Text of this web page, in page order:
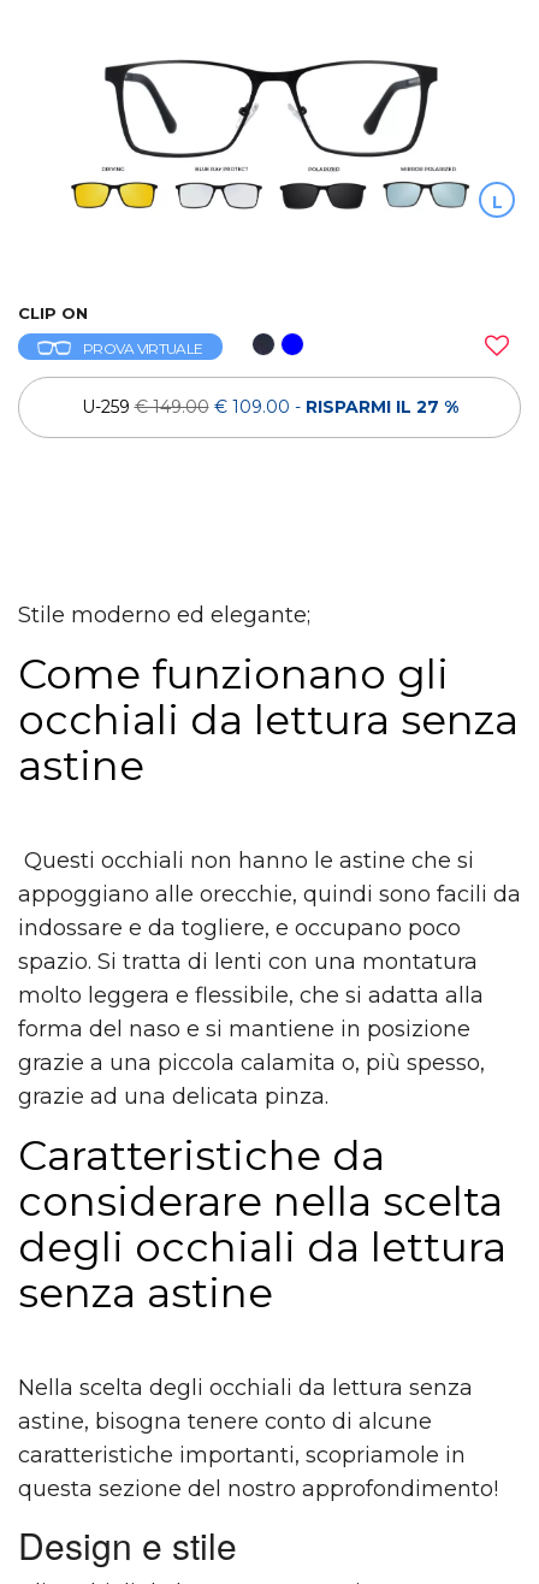
L
CLIP ON
PROVA VIRTUALE
U-259€ 149.00 € 109.00 - RISPARMI IL 27 %
Stile moderno ed elegante;
Come funzionano gli
occhiali da lettura senza
astine
Questi occhiali non hanno le astine che si
appoggiano alle orecchie, quindi sono facili da
indossare e da togliere, e occupano poco
spazio. Si tratta di lenti con una montatura
molto leggera e flessibile, che si adatta alla
forma del naso e si mantiene in posizione
grazie a una piccola calamita o, più spesso,
grazie ad una delicata pinza.
Caratteristiche da
considerare nella scelta
degli occhiali da lettura
senza astine
Nella scelta degli occhiali da lettura senza
astine, bisogna tenere conto di alcune
caratteristiche importanti, scopriamole in
questa sezione del nostro approfondimento!
Design e stile